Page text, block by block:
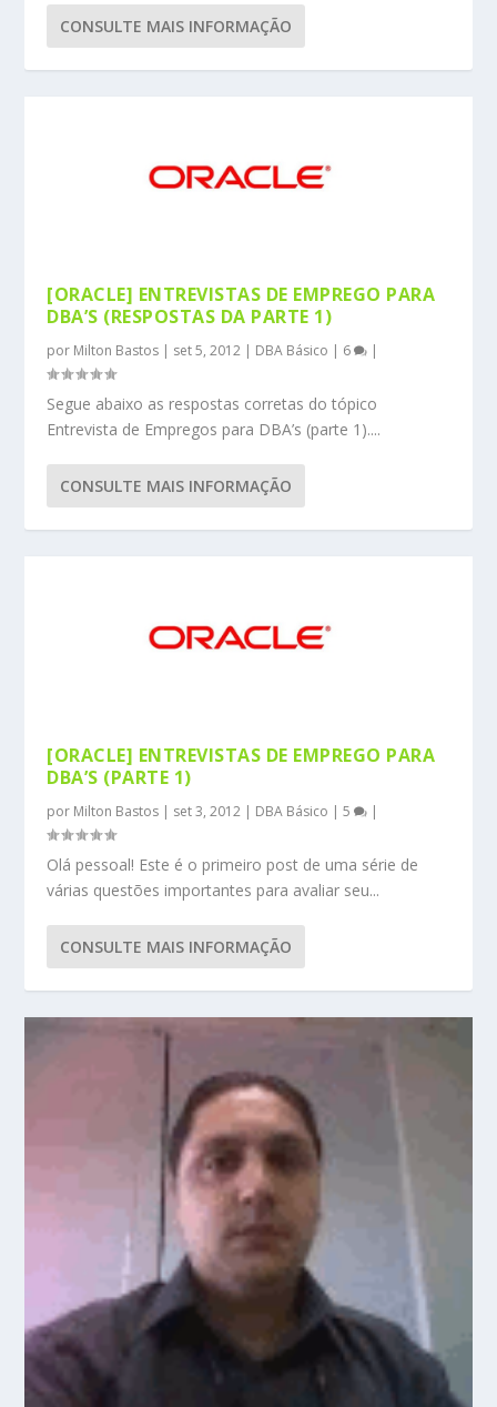
CONSULTE MAIS INFORMAÇÃO
[ORACLE] ENTREVISTAS DE EMPREGO PARA
DBA’S (RESPOSTAS DA PARTE 1)
por Milton Bastos set 5, 2012 DBA Básico 6
Segue abaixo as respostas corretas do tópico
Entrevista de Empregos para DBA’s (parte 1)....
CONSULTE MAIS INFORMAÇÃO
[ORACLE] ENTREVISTAS DE EMPREGO PARA
DBA’S (PARTE 1)
por Milton Bastos | set 3, 2012 | DBA Básico |5 |
Olá pessoal! Este é o primeiro post de uma série de
várias questões importantes para avaliar seu...
CONSULTE MAIS INFORMAÇÃO